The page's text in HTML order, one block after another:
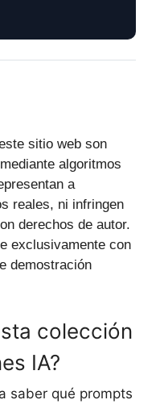
sitio web son
algoritmos
a
reales, ni infringen
derechos de autor.
exclusivamente con
demostración
colección
IA?
saber qué prompts